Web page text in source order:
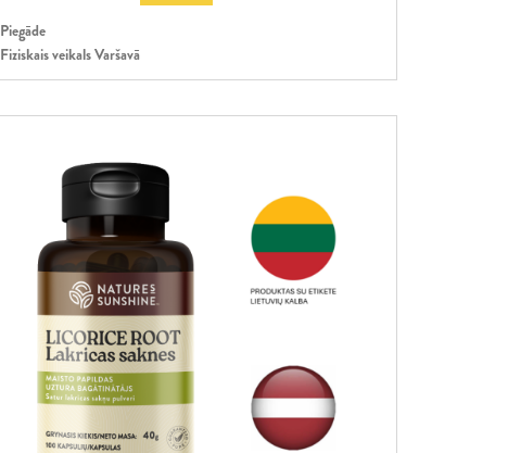
Piegāde
Fiziskais veikals Varšavā